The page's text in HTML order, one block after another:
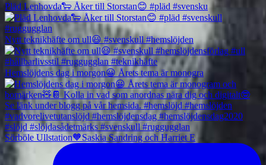
Pläd Lenhovda🐑 Åker till Storstan😊 #pläd #svensku
Nytt teknikhäfte om ull😃 #svenskull #hemslöjden
Hemslöjdens dag i morgon😀 Årets tema är monogra
Sörböle Ullstation🧡Saskia Sandring och Harriet E